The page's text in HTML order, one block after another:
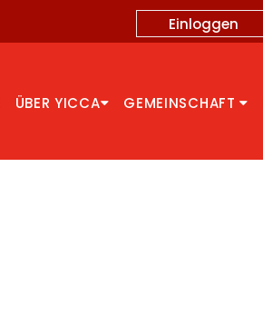
Einloggen
ÜBER YICCA GEMEINSCHAFT